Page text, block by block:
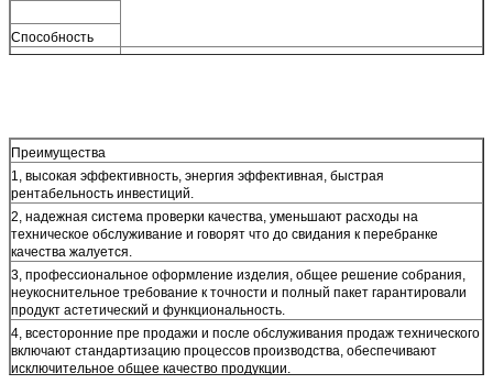
Способность
Стандартный
ГБ 5237-2008, или подгонянный
Преимущества
1, высокая эффективность, энергия эффективная, быстрая
рентабельность инвестиций.
2, надежная система проверки качества, уменьшают расходы на
техническое обслуживание и говорят что до свидания к перебранке
качества жалуется.
3, профессиональное оформление изделия, общее решение собрания,
неукоснительное требование к точности и полный пакет гарантировали
продукт астетический и функциональность.
4, всесторонние пре продажи и после обслуживания продаж технического
включают стандартизацию процессов производства, обеспечивают
исключительное общее качество продукции.